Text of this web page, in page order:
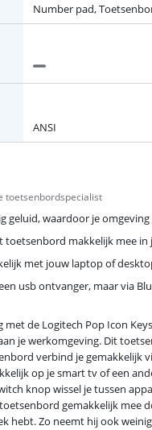
Number pad,
ANSI
toetsenbordspecialist
geluid, waardoor je
makkelijk mee in
met jouw laptop of
usb ontvanger, maar via
de Logitech Pop Icon
je werkomgeving. Dit
verbind je gemakkelijk
op je smart tv of een
knop wissel je tussen
gemakkelijk
hebt. Zo neemt hij ook